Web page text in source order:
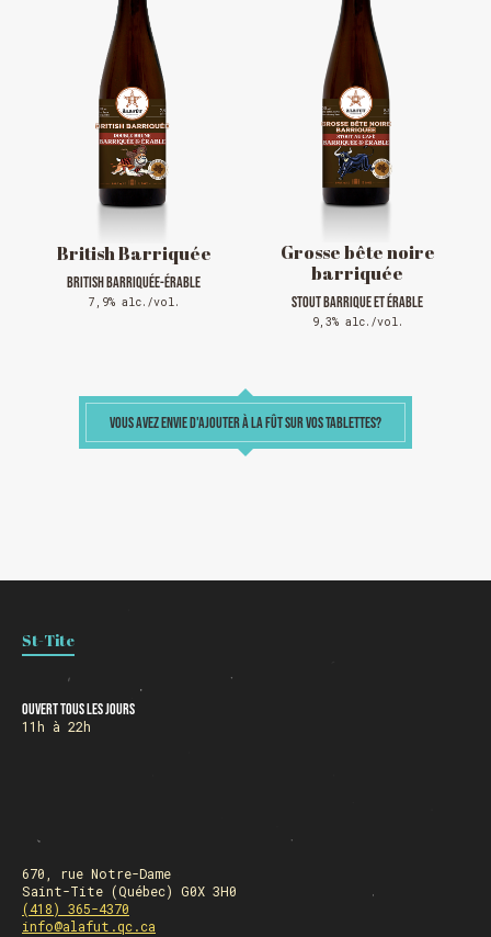
Chargement
British Barriquée
BRITISH BARRIQUÉE-ÉRABLE
7,9% alc./vol.
Grosse bête noire
barriquée
STOUT BARRIQUE ET ÉRABLE
9,3% alc./vol.
VOUS AVEZ ENVIE D'AJOUTER À LA FÛT SUR VOS TABLETTES?
St-Tite
Ouvert tous les jours
11h à 22h
670, rue Notre-Dame
Saint-Tite (Québec) G0X 3H0
(418) 365-4370
info@alafut.qc.ca
FERMÉ du 23 au 25 décembre
OUVERT 26 et 27 déc. de 11h à 22h
OUVERT 28 et 29 déc. de 09h à 22h
OUVERT 30 déc. de 11h à 22h
FERMÉ 31 déc. et 01 janvier